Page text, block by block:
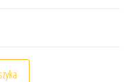
z kwiatami, koronką i